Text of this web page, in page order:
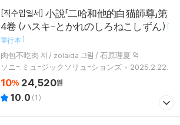
[직수입일서] 小說「二哈和他的白猫師尊」第
4卷 (ハスキ-とかれのしろねこしずん) [
單行本]
肉包不吃肉 저 / zolaida 그림 / 石原理夏 역
ソニ-.ミュ-ジックソリュ-ションズ
2025.2.22.
10% 24,520원
10.0 (1)